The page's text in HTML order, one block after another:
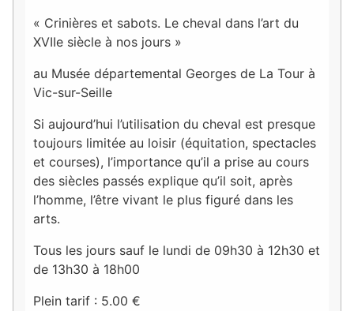
« Crinières et sabots. Le cheval dans l’art du
XVIIe siècle à nos jours »
au Musée départemental Georges de La Tour à
Vic-sur-Seille
Si aujourd’hui l’utilisation du cheval est presque
toujours limitée au loisir (équitation, spectacles
et courses), l’importance qu’il a prise au cours
des siècles passés explique qu’il soit, après
l’homme, l’être vivant le plus figuré dans les
arts.
Tous les jours sauf le lundi de 09h30 à 12h30 et
de 13h30 à 18h00
Plein tarif : 5.00 €